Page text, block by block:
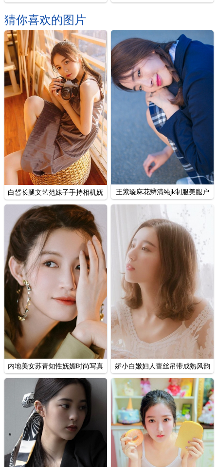
猜你喜欢的图片
白皙长腿文艺范妹子手持相机妩
媚私拍照
王紫璇麻花辫清纯jk制服美腿户
外写真集
内地美女苏青知性妩媚时尚写真
娇小白嫩妇人蕾丝吊带成熟风韵
私房图片